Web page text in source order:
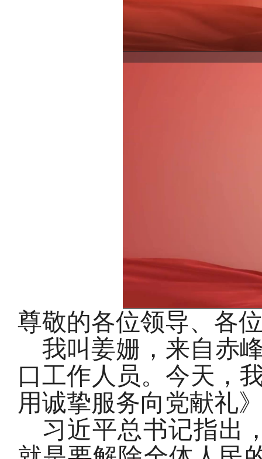
尊敬的各位领导、各
我叫姜姗，来自赤
口工作人员。今天，
用诚挚服务向党献礼
习近平总书记指出